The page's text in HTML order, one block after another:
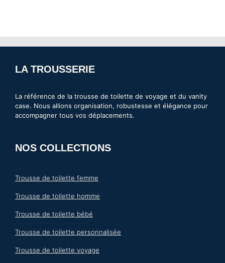
la
page
LA TROUSSERIE
La référence de la trousse de toilette de voyage et du vanity
case. Nous allions organisation, robustesse et élégance pour
accompagner tous vos déplacements.
NOS COLLECTIONS
Trousse de toilette femme
Trousse de toilette homme
Trousse de toilette bébé
Trousse de toilette personnalisée
Trousse de toilette voyage